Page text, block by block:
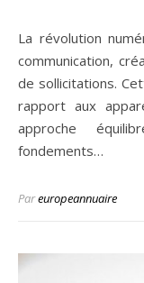
La révolution numérique a transformé nos habitudes de
communication,
de sollicitations.
rapport aux
approche
fondements…
Pareuropeannuaire